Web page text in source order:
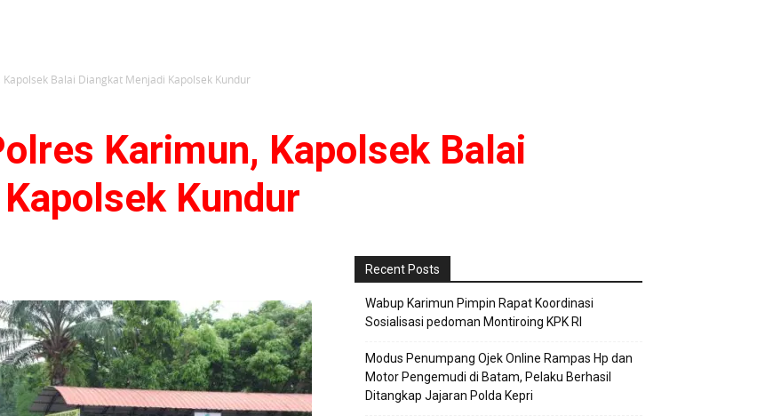
Balai Diangkat Menjadi Kapolsek Kundur
Karimun, Kapolsek Balai
Kundur
Recent Posts
Wabup Karimun Pimpin Rapat Koordinasi
Sosialisasi pedoman Montiroing KPK RI
Modus Penumpang Ojek Online Rampas Hp dan
Motor Pengemudi di Batam, Pelaku Berhasil
Ditangkap Jajaran Polda Kepri